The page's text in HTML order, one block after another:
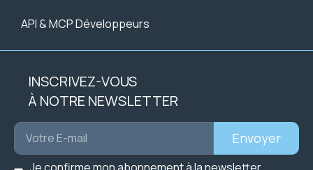
API & MCP Développeurs
INSCRIVEZ-VOUS
À NOTRE NEWSLETTER
Envoyer